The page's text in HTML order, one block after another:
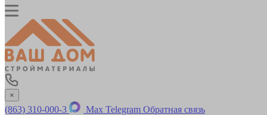
×
(863) 310-000-3 Max Telegram Обратная связь